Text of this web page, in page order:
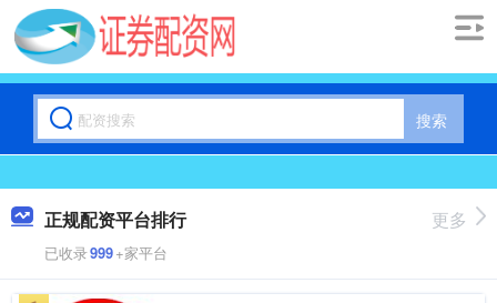
搜索
正规配资平台排行
已收录999+家平台
更多